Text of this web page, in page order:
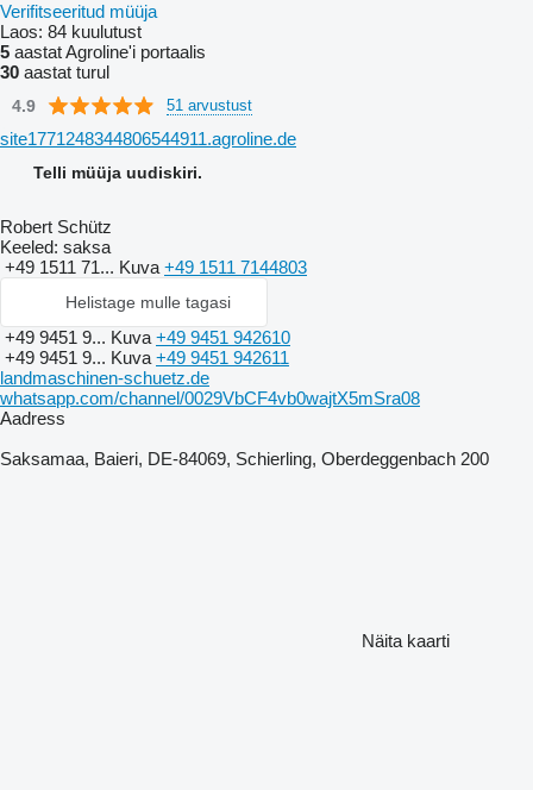
Verifitseeritud müüja
Laos: 84 kuulutust
5 aastat Agroline'i portaalis
30 aastat turul
4.9 51 arvustust
site1771248344806544911.agroline.de
Telli müüja uudiskiri.
Robert Schütz
Keeled: saksa
+49 1511 71... Kuva +49 1511 7144803
Helistage mulle tagasi
+49 9451 9... Kuva +49 9451 942610
+49 9451 9... Kuva +49 9451 942611
landmaschinen-schuetz.de
whatsapp.com/channel/0029VbCF4vb0wajtX5mSra08
Aadress
Saksamaa, Baieri, DE-84069, Schierling, Oberdeggenbach 200
Näita kaarti